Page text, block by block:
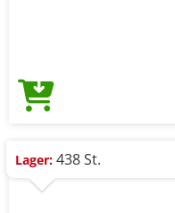
Lager: 438 St.